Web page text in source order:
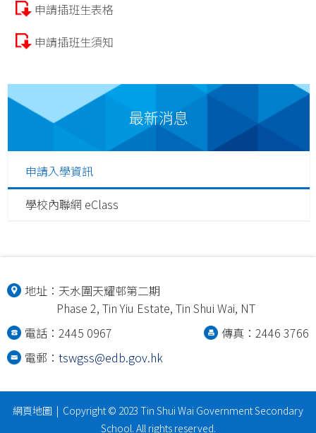
申請插班生表格
申請插班生須知
最新消息
申請入學資訊
學校內聯網 eClass
地址： 天水圍天耀邨第二期
Phase 2, Tin Yiu Estate, Tin Shui Wai, NT
電話：2445 0967
傳真：2446 3766
電郵： tswgss@edb.gov.hk
網頁地圖 | Copyright © 2023 Tin Shui Wai Government Secondary
School. All rights reserved.